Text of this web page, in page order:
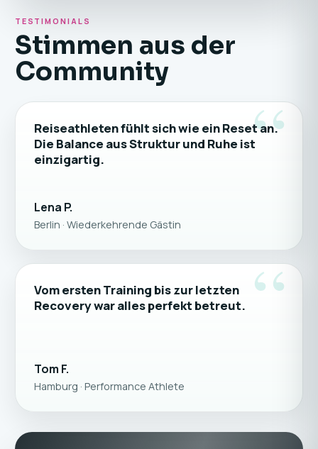
TESTIMONIALS
Stimmen aus der
Community
“
Reiseathleten fühlt sich wie ein Reset an.
Die Balance aus Struktur und Ruhe ist
einzigartig.
Lena P.
Berlin · Wiederkehrende Gästin
“
Vom ersten Training bis zur letzten
Recovery war alles perfekt betreut.
Tom F.
Hamburg · Performance Athlete